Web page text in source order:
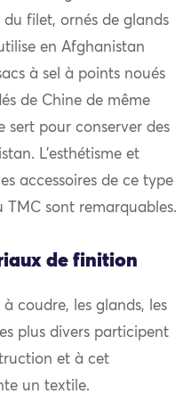
filet, ornés de glands
en Afghanistan
à sel à points noués
de Chine de même
sert pour conserver des
L’esthétisme et
accessoires de ce type
sont remarquables.
de finition
coudre, les glands, les
plus divers participent
et à cet
un textile.